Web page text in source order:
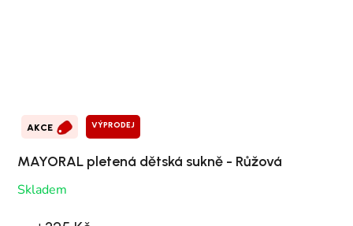
AKCE VÝPRODEJ
MAYORAL pletená dětská sukně - Růžová
Skladem